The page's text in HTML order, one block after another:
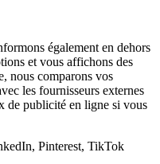
également en dehors
et vous affichons des
nous comparons vos
les fournisseurs externes
de publicité en ligne si vous
Pinterest, TikTok